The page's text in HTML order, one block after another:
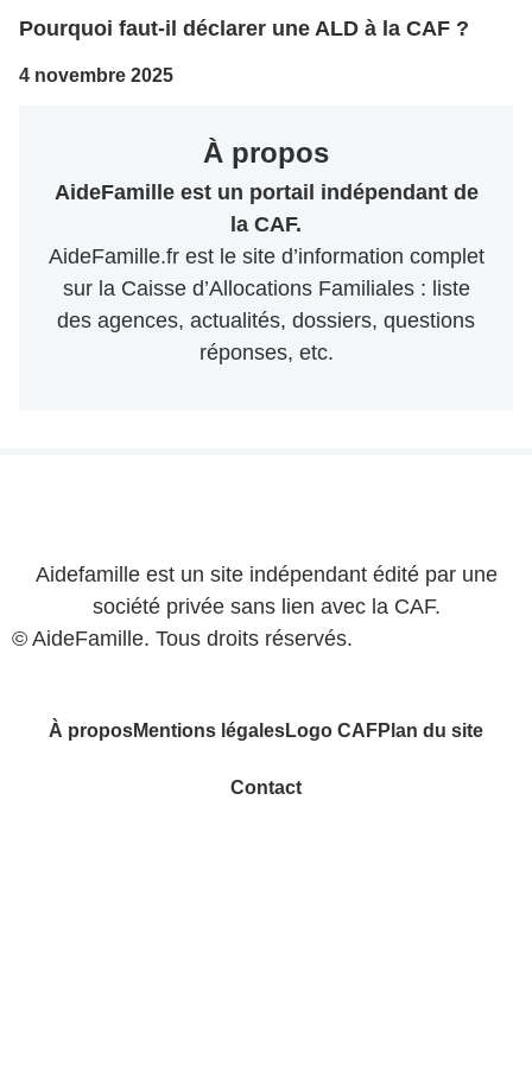
Pourquoi faut-il déclarer une ALD à la CAF ?
4 novembre 2025
À propos
AideFamille est un portail indépendant de
la CAF.
AideFamille.fr est le site d’information complet
sur la Caisse d’Allocations Familiales : liste
des agences, actualités, dossiers, questions
réponses, etc.
Aidefamille est un site indépendant édité par une
société privée sans lien avec la CAF.
© AideFamille. Tous droits réservés.
À proposMentions légalesLogo CAFPlan du site
Contact